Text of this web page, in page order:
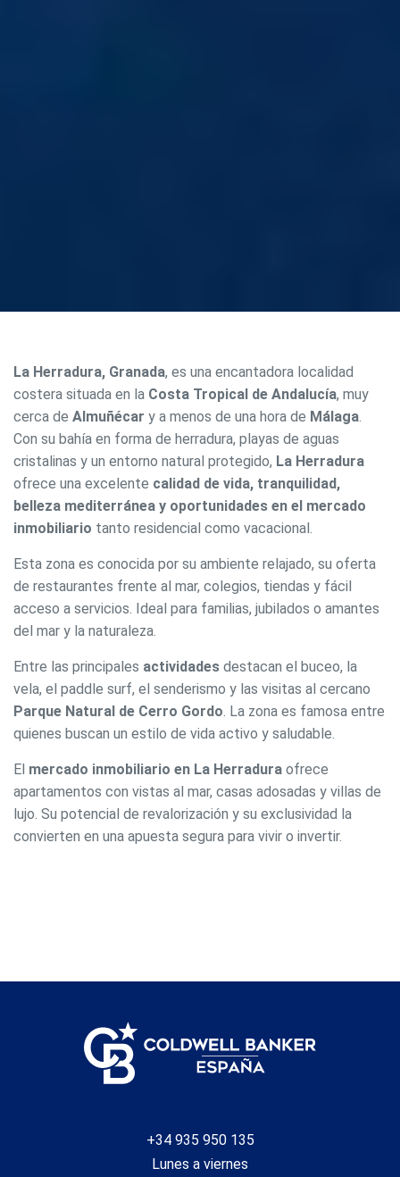
La Herradura, Granada, es una encantadora localidad
costera situada en la Costa Tropical de Andalucía, muy
cerca de Almuñécar y a menos de una hora de Málaga
Con su bahía en forma de herradura, playas de aguas
cristalinas y un entorno natural protegido, La Herradura
ofrece una excelente calidad de vida, tranquilidad,
belleza mediterránea y oportunidades en el mercado
inmobiliario tanto residencial como vacacional.
Esta zona es conocida por su ambiente relajado, su oferta
de restaurantes frente al mar, colegios, tiendas y fácil
acceso a servicios. Ideal para familias, jubilados o amantes
del mar y la naturaleza.
Entre las principales actividades destacan el buceo, la
vela, el paddle surf, el senderismo y las visitas al cercano
Parque Natural de Cerro Gordo . La zona es famosa entre
quienes buscan un estilo de vida activo y saludable.
El mercado inmobiliario en La Herradura ofrece
apartamentos con vistas al mar, casas adosadas y villas de
lujo. Su potencial de revalorización y su exclusividad la
convierten en una apuesta segura para vivir o invertir.
+34 935 950 135
Lunes a viernes